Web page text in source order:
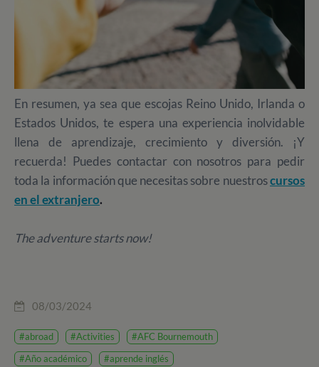
En resumen, ya sea que escojas Reino Unido, Irlanda o
Estados Unidos, te espera una experiencia inolvidable
llena de aprendizaje, crecimiento y diversión. ¡Y
recuerda! Puedes contactar con nosotros para pedir
toda la información que necesitas sobre nuestroscursos
en el extranjero.
The adventure starts now!
08/03/2024
#abroad #Activities
#AFC Bournemouth
#Año académico
#aprende inglés